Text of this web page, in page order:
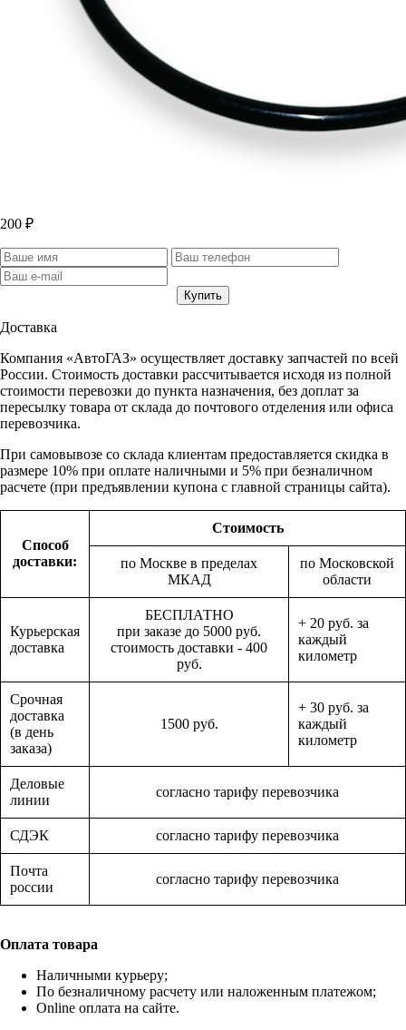
200 ₽
Доставка
Компания «АвтоГАЗ» осуществляет доставку запчастей по всей
России. Стоимость доставки рассчитывается исходя из полной
стоимости перевозки до пункта назначения, без доплат за
пересылку товара от склада до почтового отделения или офиса
перевозчика.
При самовывозе со склада клиентам предоставляется скидка в
размере 10% при оплате наличными и 5% при безналичном
расчете (при предъявлении купона с главной страницы сайта).
Способ
доставки:
Стоимость
по Москве в пределах
МКАД
по Московской
области
Курьерская
доставка
БЕСПЛАТНО
при заказе до 5000 руб.
стоимость доставки - 400
руб.
+ 20 руб. за
каждый
километр
Срочная
доставка
(в день
заказа)
1500 руб.
+ 30 руб. за
каждый
километр
Деловые
линии
согласно тарифу перевозчика
СДЭК согласно тарифу перевозчика
Почта
россии
согласно тарифу перевозчика
Оплата товара
Наличными курьеру;
По безналичному расчету или наложенным платежом;
Online оплата на сайте.